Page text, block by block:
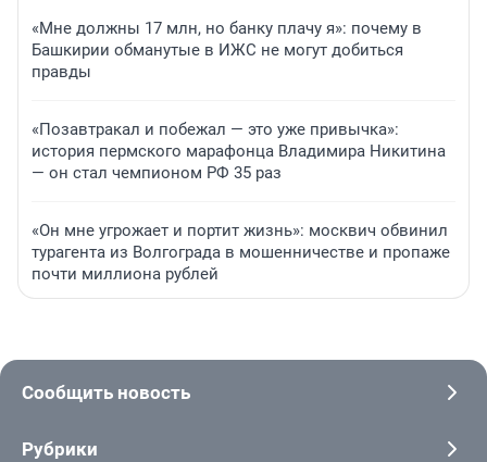
«Мне должны 17 млн, но банку плачу я»: почему в
Башкирии обманутые в ИЖС не могут добиться
правды
«Позавтракал и побежал — это уже привычка»:
история пермского марафонца Владимира Никитина
— он стал чемпионом РФ 35 раз
«Он мне угрожает и портит жизнь»: москвич обвинил
турагента из Волгограда в мошенничестве и пропаже
почти миллиона рублей
Сообщить новость
Рубрики